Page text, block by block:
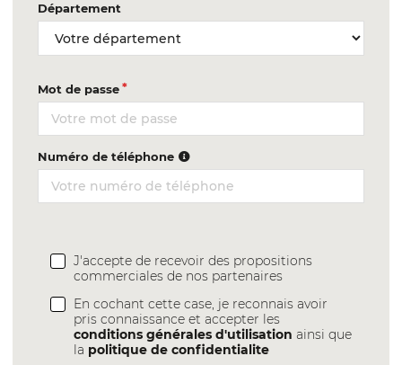
Département
Mot de passe
Numéro de téléphone
J'accepte de recevoir des propositions
commerciales de nos partenaires
En cochant cette case, je reconnais avoir
pris connaissance et accepter les
conditions générales d'utilisation ainsi que
la politique de confidentialite